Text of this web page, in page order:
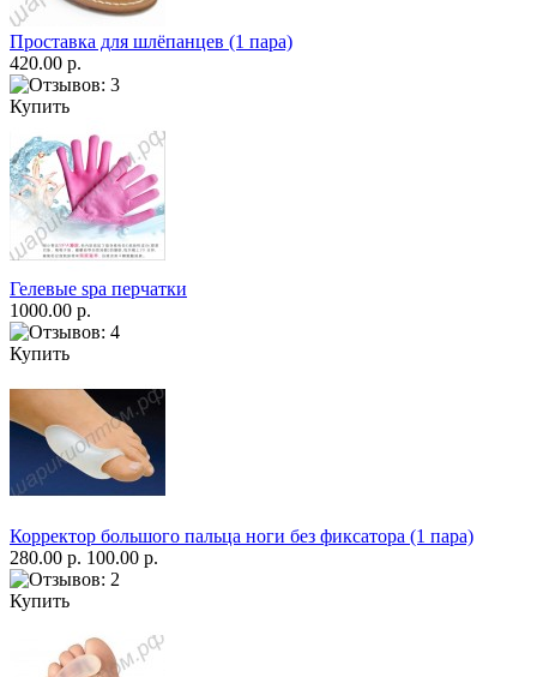
Проставка для шлёпанцев (1 пара)
420.00 р.
Купить
Гелевые spa перчатки
1000.00 р.
Купить
Корректор большого пальца ноги без фиксатора (1 пара)
280.00 р. 100.00 р.
Купить